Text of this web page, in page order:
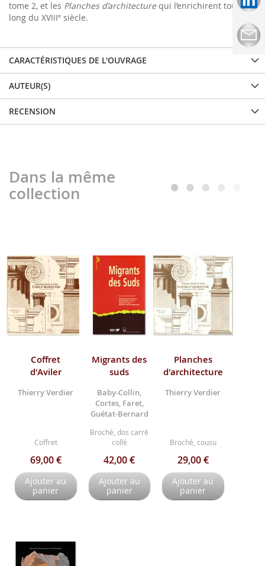
tome 2, et les Planches d’architecturequi l’enrichirent tout au
long du XVIIIe siècle.
CARACTÉRISTIQUES DE L'OUVRAGE
AUTEUR(S)
RECENSION
Dans la même
collection
Coffret
d'Aviler
Thierry Verdier
Coffret
69,00 €
Ajouter au
panier
Migrants des
suds
Baby-Collin,
Cortes, Faret,
Guétat-Bernard
Broché, dos carré
collé
42,00 €
Ajouter au
panier
Planches
d'architecture
Thierry Verdier
Broché, cousu
29,00 €
Ajouter au
panier